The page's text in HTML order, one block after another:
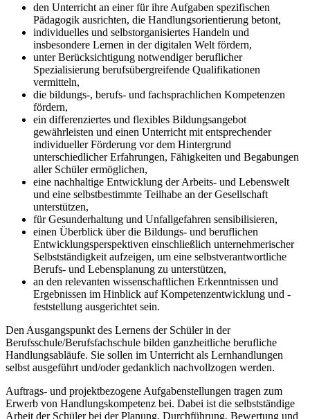
den Unterricht an einer für ihre Aufgaben spezifischen
Pädagogik ausrichten, die Handlungsorientierung betont,
individuelles und selbstorganisiertes Handeln und
insbesondere Lernen in der digitalen Welt fördern,
unter Berücksichtigung notwendiger beruflicher
Spezialisierung berufsübergreifende Qualifikationen
vermitteln,
die bildungs-, berufs- und fachsprachlichen Kompetenzen
fördern,
ein differenziertes und flexibles Bildungsangebot
gewährleisten und einen Unterricht mit entsprechender
individueller Förderung vor dem Hintergrund
unterschiedlicher Erfahrungen, Fähigkeiten und Begabungen
aller Schüler ermöglichen,
eine nachhaltige Entwicklung der Arbeits- und Lebenswelt
und eine selbstbestimmte Teilhabe an der Gesellschaft
unterstützen,
für Gesunderhaltung und Unfallgefahren sensibilisieren,
einen Überblick über die Bildungs- und beruflichen
Entwicklungsperspektiven einschließlich unternehmerischer
Selbstständigkeit aufzeigen, um eine selbstverantwortliche
Berufs- und Lebensplanung zu unterstützen,
an den relevanten wissenschaftlichen Erkenntnissen und
Ergebnissen im Hinblick auf Kompetenzentwicklung und -
feststellung ausgerichtet sein.
Den Ausgangspunkt des Lernens der Schüler in der
Berufsschule/Berufsfachschule bilden ganzheitliche berufliche
Handlungsabläufe. Sie sollen im Unterricht als Lernhandlungen
selbst ausgeführt und/oder gedanklich nachvollzogen werden.
Auftrags- und projektbezogene Aufgabenstellungen tragen zum
Erwerb von Handlungskompetenz bei. Dabei ist die selbstständige
Arbeit der Schüler bei der Planung, Durchführung, Bewertung und